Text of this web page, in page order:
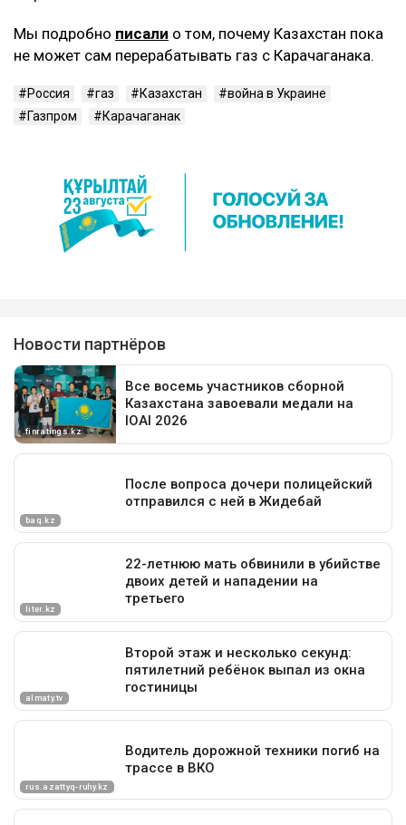
Мы подробно писали о том, почему Казахстан пока
не может сам перерабатывать газ с Карачаганака.
Россия газ Казахстан
война в Украине
Газпром
Карачаганак